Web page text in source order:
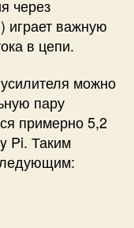
через
играет важную
в цепи.
можно
пару
примерно 5,2
Pi. Таким